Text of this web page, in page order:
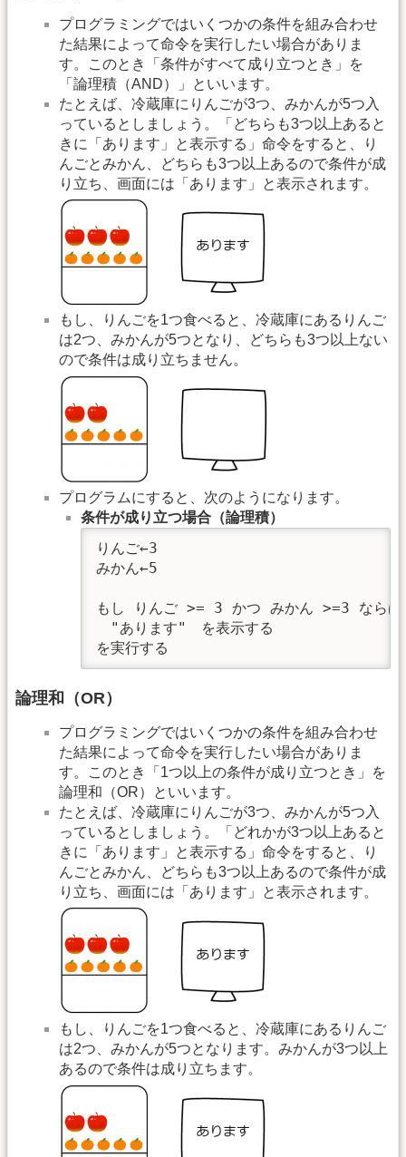
プログラミングではいくつかの条件を組み合わせ
た結果によって命令を実行したい場合がありま
す。このとき「条件がすべて成り立つとき」を
「論理積（AND）」といいます。
たとえば、冷蔵庫にりんごが3つ、みかんが5つ入
っているとしましょう。「どちらも3つ以上あると
きに「あります」と表示する」命令をすると、り
んごとみかん、どちらも3つ以上あるので条件が成
り立ち、画面には「あります」と表示されます。
もし、りんごを1つ食べると、冷蔵庫にあるりんご
は2つ、みかんが5つとなり、どちらも3つ以上ない
ので条件は成り立ちません。
プログラムにすると、次のようになります。
条件が成り立つ場合（論理積）
りんご←3
みかん←5
もし りんご >= 3 かつ みかん >=3 ならば
"あります"　を表示する
を実行する
論理和（OR）
プログラミングではいくつかの条件を組み合わせ
た結果によって命令を実行したい場合がありま
す。このとき「1つ以上の条件が成り立つとき」を
論理和（OR）といいます。
たとえば、冷蔵庫にりんごが3つ、みかんが5つ入
っているとしましょう。「どれかが3つ以上あると
きに「あります」と表示する」命令をすると、り
んごとみかん、どちらも3つ以上あるので条件が成
り立ち、画面には「あります」と表示されます。
もし、りんごを1つ食べると、冷蔵庫にあるりんご
は2つ、みかんが5つとなります。みかんが3つ以上
あるので条件は成り立ちます。